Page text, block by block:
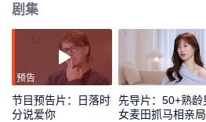
剧集
预告
节目预告片：日落时
分说爱你
先导片：50+熟龄
女麦田抓马相亲局